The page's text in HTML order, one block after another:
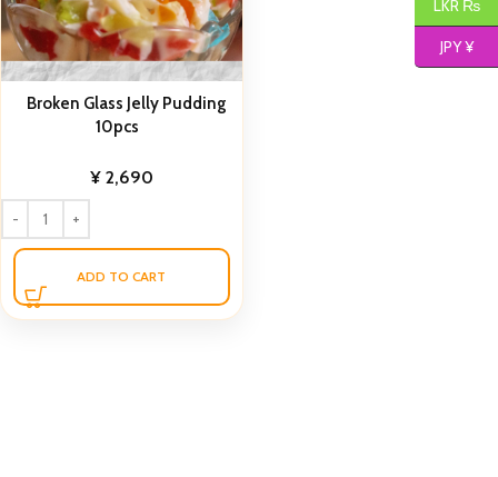
Broken Glass Jelly Pudding
10pcs
¥ 2,690
ADD TO CART
LKR ₨
JPY ¥